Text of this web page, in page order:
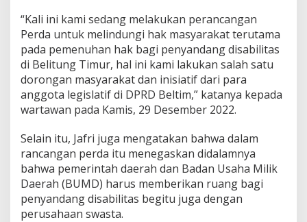
m
a
t
a
n
,
P
l
n
d
u
g
d
a
“Kali ini kami sedang melakukan perancangan
Perda untuk melindungi hak masyarakat terutama
pada pemenuhan hak bagi penyandang disabilitas
di Belitung Timur, hal ini kami lakukan salah satu
dorongan masyarakat dan inisiatif dari para
anggota legislatif di DPRD Beltim,” katanya kepada
wartawan pada Kamis, 29 Desember 2022.
Selain itu, Jafri juga mengatakan bahwa dalam
rancangan perda itu menegaskan didalamnya
bahwa pemerintah daerah dan Badan Usaha Milik
Daerah (BUMD) harus memberikan ruang bagi
penyandang disabilitas begitu juga dengan
perusahaan swasta.